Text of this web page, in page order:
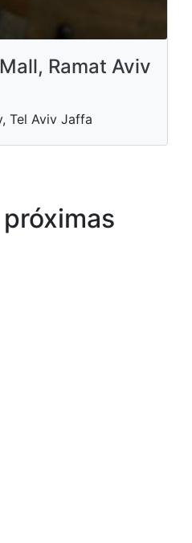
Ramat Aviv
Tel Aviv Jaffa